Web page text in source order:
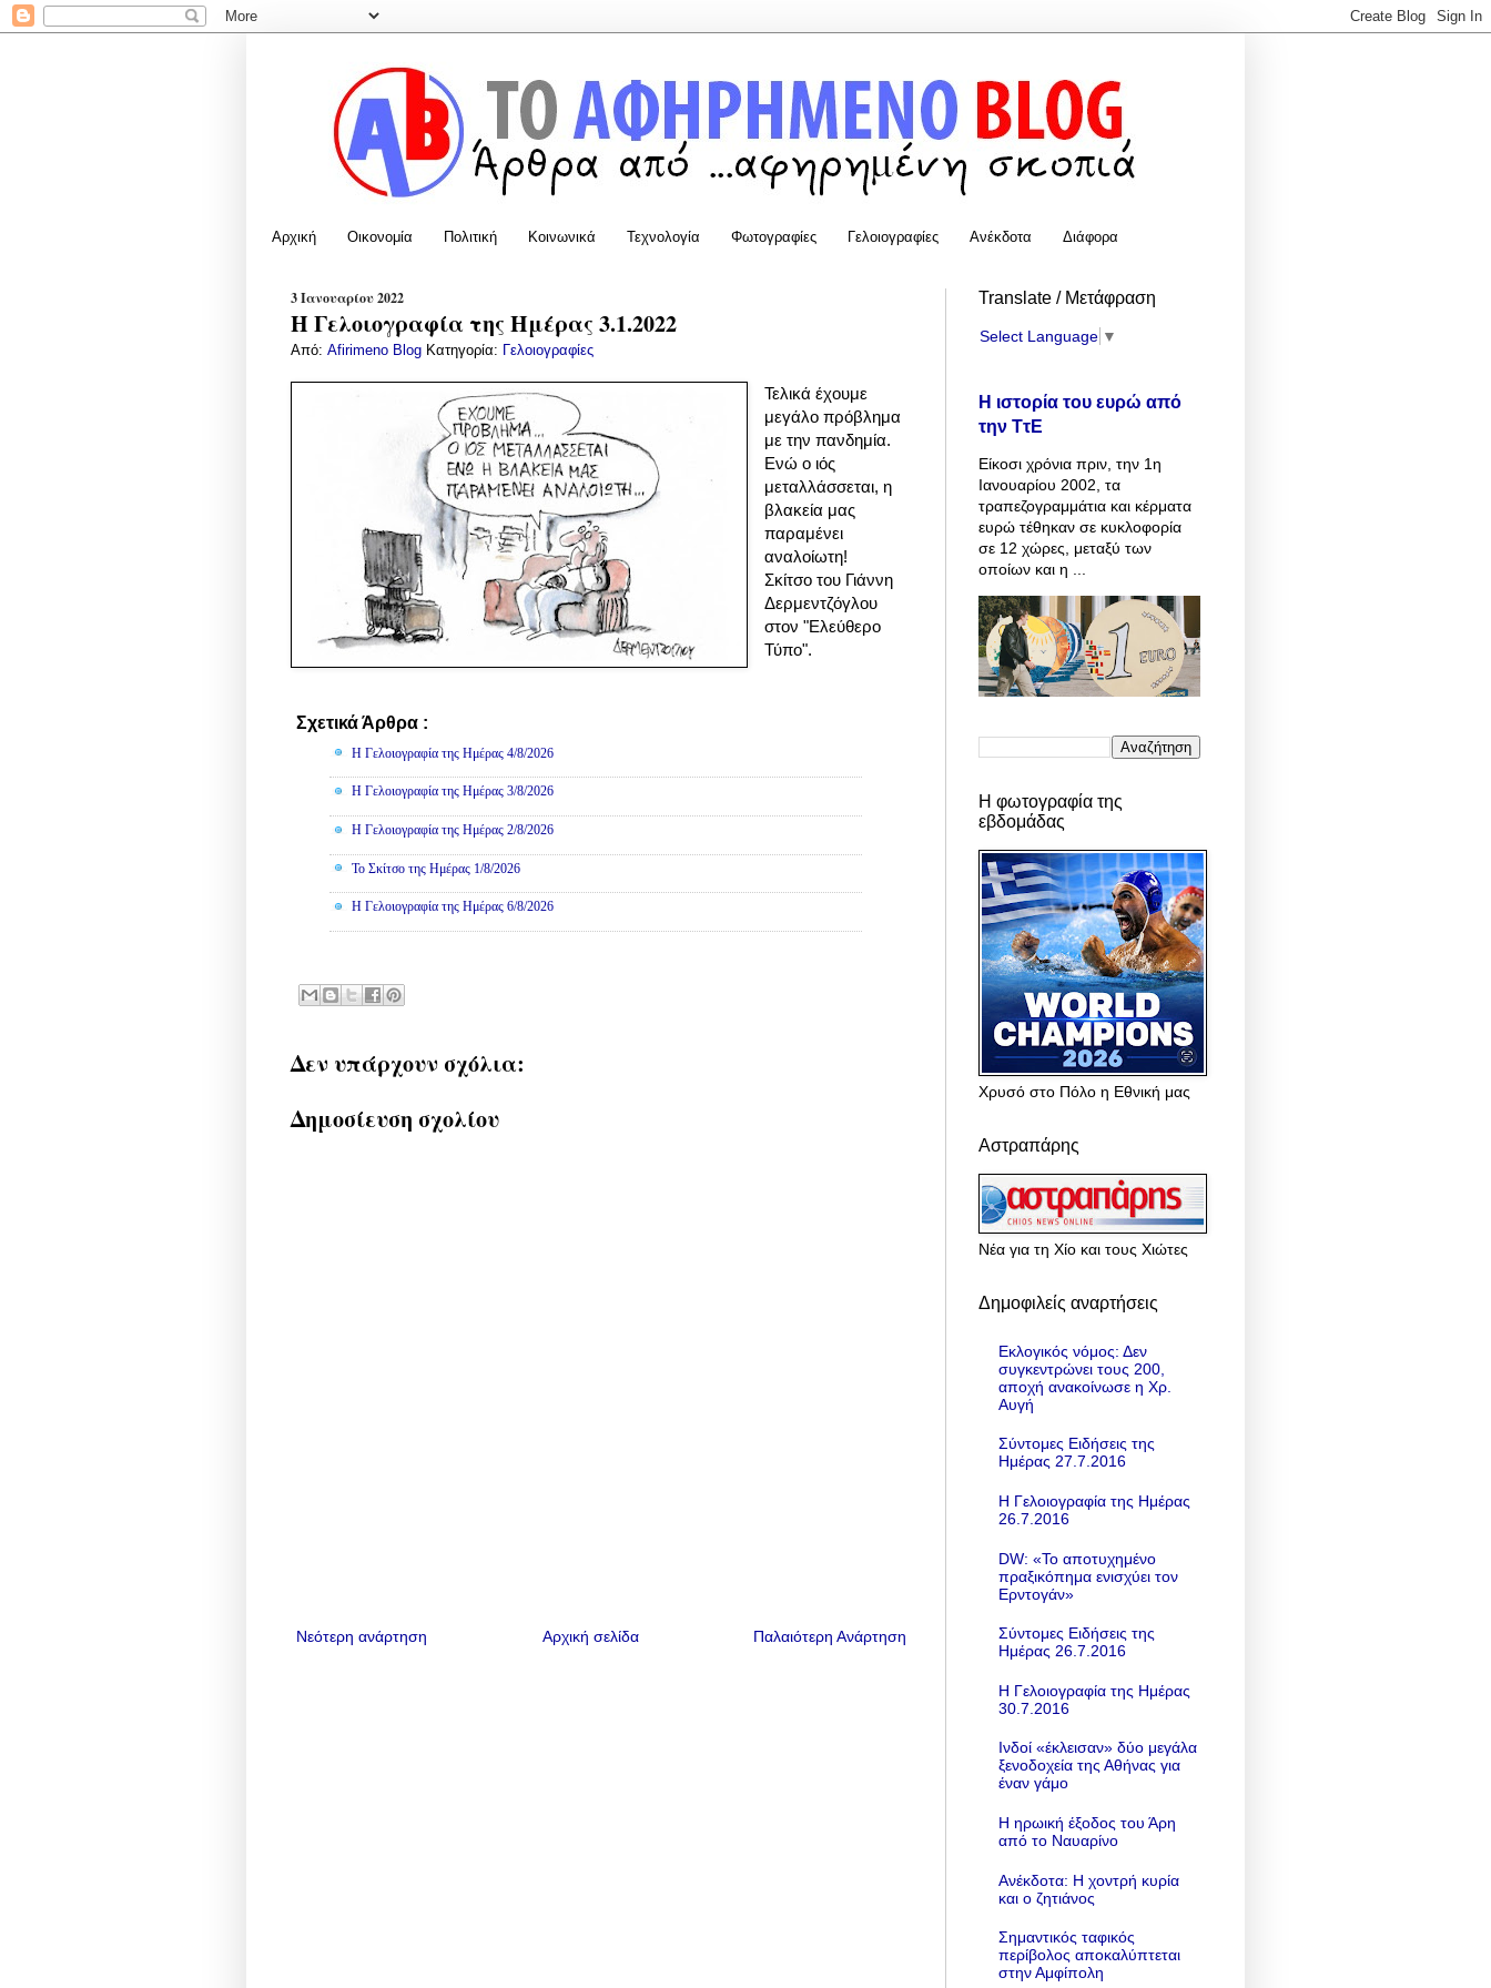
Αρχική Οικονομία Πολιτική Κοινωνικά Τεχνολογία Φωτογραφίες Γελοιογραφίες Ανέκδοτα Διάφορα
3 Ιανουαρίου 2022
Η Γελοιογραφία της Ημέρας 3.1.2022
Από: Afirimeno Blog Κατηγορία: Γελοιογραφίες
Τελικά έχουμε
μεγάλο πρόβλημα
με την πανδημία.
Ενώ ο ιός
μεταλλάσσεται, η
βλακεία μας
παραμένει
αναλοίωτη!
Σκίτσο του Γιάννη
Δερμεντζόγλου
στον "Ελεύθερο
Τύπο".
Σχετικά Άρθρα :
Η Γελοιογραφία της Ημέρας 4/8/2026
Η Γελοιογραφία της Ημέρας 3/8/2026
Η Γελοιογραφία της Ημέρας 2/8/2026
Το Σκίτσο της Ημέρας 1/8/2026
Η Γελοιογραφία της Ημέρας 6/8/2026
Δεν υπάρχουν σχόλια:
Δημοσίευση σχολίου
Νεότερη ανάρτηση Παλαιότερη Ανάρτηση
Αρχική σελίδα
Translate / Μετάφραση
Select Language ▼
Η ιστορία του ευρώ από
την ΤτΕ
Είκοσι χρόνια πριν, την 1η
Ιανουαρίου 2002, τα
τραπεζογραμμάτια και κέρματα
ευρώ τέθηκαν σε κυκλοφορία
σε 12 χώρες, μεταξύ των
οποίων και η ...
Η φωτογραφία της
εβδομάδας
Χρυσό στο Πόλο η Εθνική μας
Αστραπάρης
Νέα για τη Χίο και τους Χιώτες
Δημοφιλείς αναρτήσεις
Εκλογικός νόμος: Δεν
συγκεντρώνει τους 200,
αποχή ανακοίνωσε η Χρ.
Αυγή
Σύντομες Ειδήσεις της
Ημέρας 27.7.2016
Η Γελοιογραφία της Ημέρας
26.7.2016
DW: «To αποτυχημένο
πραξικόπημα ενισχύει τον
Ερντογάν»
Σύντομες Ειδήσεις της
Ημέρας 26.7.2016
Η Γελοιογραφία της Ημέρας
30.7.2016
Ινδοί «έκλεισαν» δύο μεγάλα
ξενοδοχεία της Αθήνας για
έναν γάμο
Η ηρωική έξοδος του Άρη
από το Ναυαρίνο
Ανέκδοτα: Η χοντρή κυρία
και ο ζητιάνος
Σημαντικός ταφικός
περίβολος αποκαλύπτεται
στην Αμφίπολη